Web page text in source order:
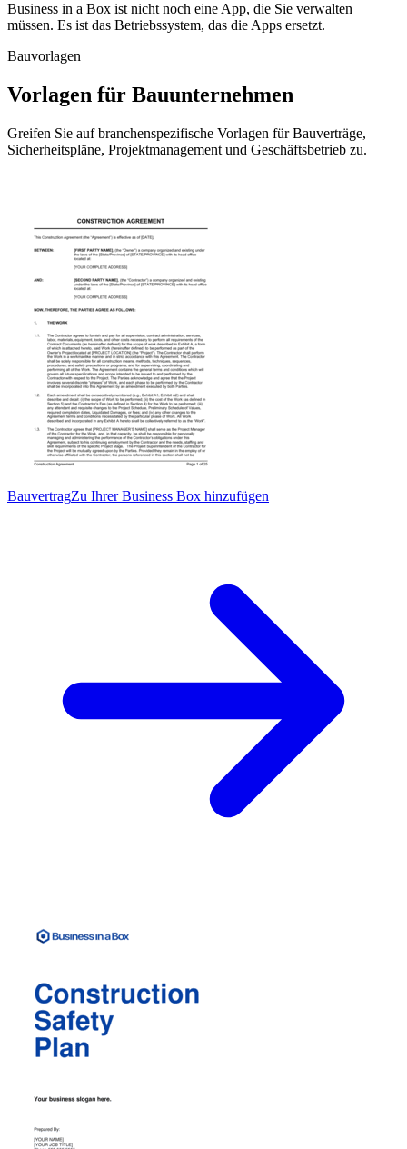
Business in a Box ist nicht noch eine App, die Sie verwalten
müssen. Es ist das Betriebssystem, das die Apps ersetzt.
Bauvorlagen
Vorlagen für Bauunternehmen
Greifen Sie auf branchenspezifische Vorlagen für Bauverträge,
Sicherheitspläne, Projektmanagement und Geschäftsbetrieb zu.
BauvertragZu Ihrer Business Box hinzufügen